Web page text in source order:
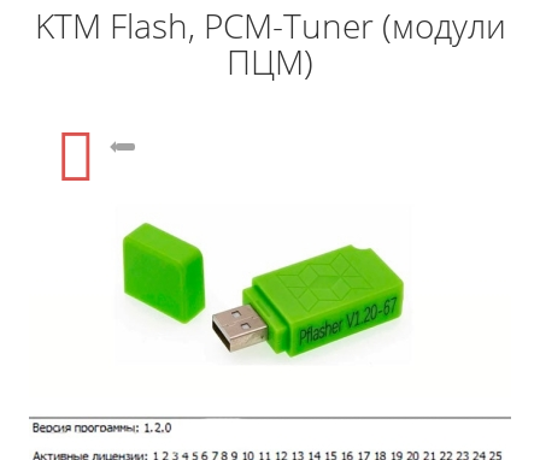
KTM Flash, PCM-Tuner (модули
ПЦМ)